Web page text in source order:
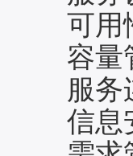
可用
容量
服务
信息